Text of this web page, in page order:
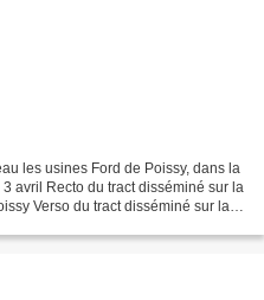
les usines Ford de Poissy, dans la
avril Recto du tract disséminé sur la
Verso du tract disséminé sur la